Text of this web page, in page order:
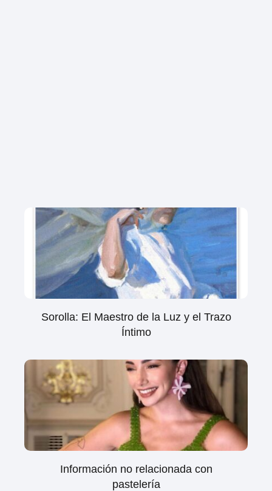
Sorolla: El Maestro de la Luz y el Trazo
Íntimo
Información no relacionada con
pastelería